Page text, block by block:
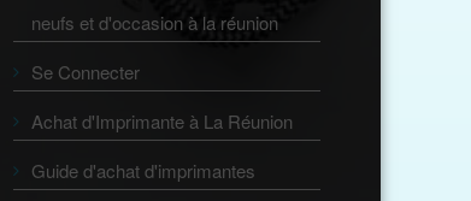
neufs et d'occasion à la réunion
Se Connecter
Achat d'Imprimante à La Réunion
Guide d'achat d'imprimantes